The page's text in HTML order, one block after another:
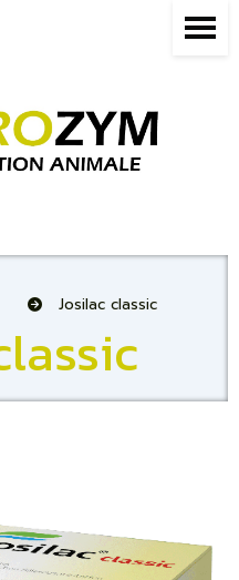
Josilac classic